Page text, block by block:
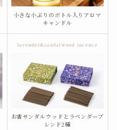
小さな小ぶりのボトル入りアロマ
キャンドル
lavender&sandalwood incence
お香サンダルウッドとラベンダーブ
レンド2種